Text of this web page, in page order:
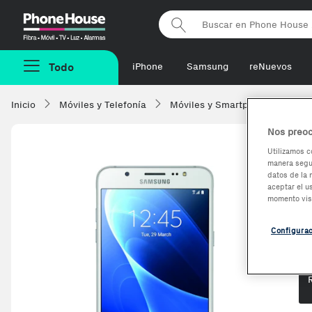
Phonehouse
Todo iPhone Samsung reNuevos
Inicio Móviles y Telefonía Móviles y Smartphones
Nos
Utilizamos
manera
datos de la
aceptar el
momento